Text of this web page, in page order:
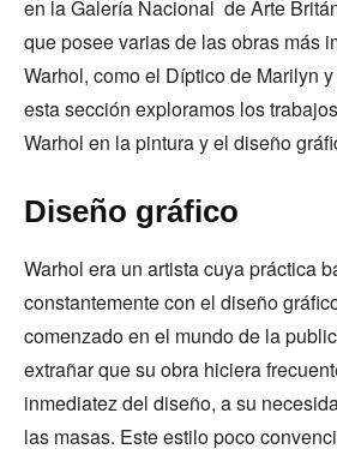
en la Galería Nacional de Arte
que posee varias de las obras más
Warhol, como el Díptico de Marilyn
esta sección exploramos los
Warhol en la pintura y el diseño
Diseño gráfico
Warhol era un artista cuya práctica
constantemente con el diseño
comenzado en el mundo de la
extrañar que su obra hiciera
inmediatez del diseño, a su
las masas. Este estilo poco